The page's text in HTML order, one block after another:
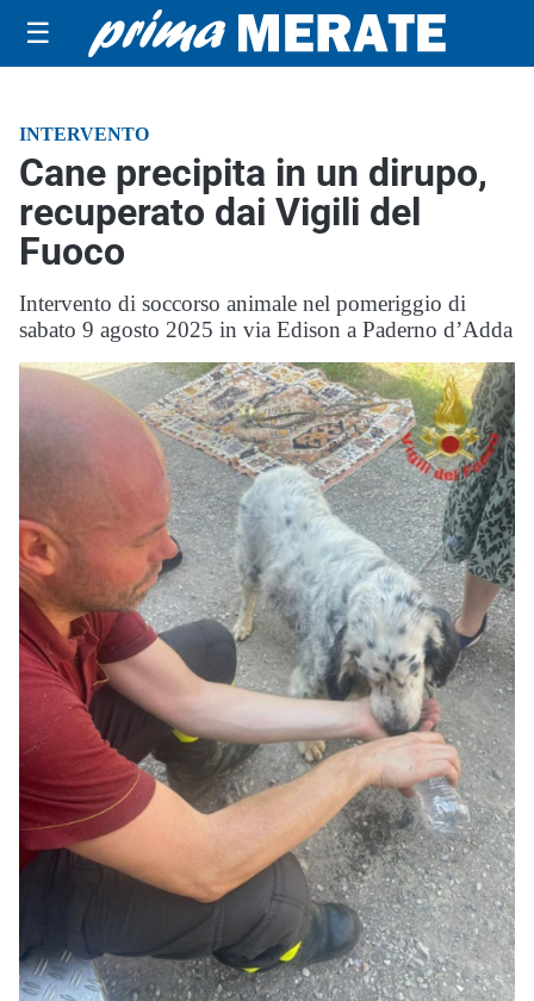
☰
INTERVENTO
Cane precipita in un dirupo,
recuperato dai Vigili del
Fuoco
Intervento di soccorso animale nel pomeriggio di
sabato 9 agosto 2025 in via Edison a Paderno d’Adda